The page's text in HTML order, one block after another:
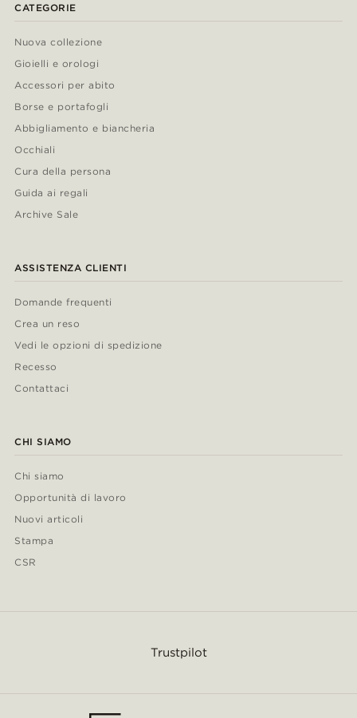
CATEGORIE
Nuova collezione
Gioielli e orologi
Accessori per abito
Borse e portafogli
Abbigliamento e biancheria
Occhiali
Cura della persona
Guida ai regali
Archive Sale
ASSISTENZA CLIENTI
Domande frequenti
Crea un reso
Vedi le opzioni di spedizione
Recesso
Contattaci
CHI SIAMO
Chi siamo
Opportunità di lavoro
Nuovi articoli
Stampa
CSR
Trustpilot